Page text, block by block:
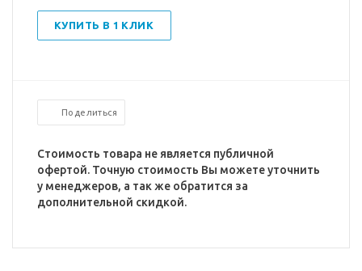
КУПИТЬ В 1 КЛИК
Поделиться
Стоимость товара не является публичной
офертой. Точную стоимость Вы можете уточнить
у менеджеров, а так же обратится за
дополнительной скидкой.